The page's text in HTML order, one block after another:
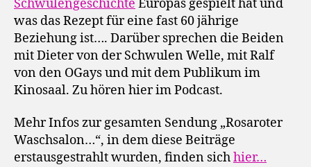
Schwulengeschichte Europas gespielt hat und
was das Rezept für eine fast 60 jährige
Beziehung ist…. Darüber sprechen die Beiden
mit Dieter von der Schwulen Welle, mit Ralf
von den OGays und mit dem Publikum im
Kinosaal. Zu hören hier im Podcast.
Mehr Infos zur gesamten Sendung „Rosaroter
Waschsalon…“, in dem diese Beiträge
erstausgestrahlt wurden, finden sichhier…